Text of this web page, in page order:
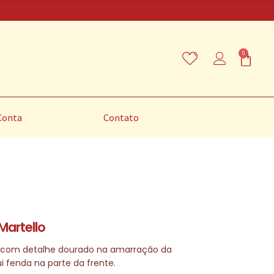
0
Contato
detalhe dourado na amarração da
fenda na parte da frente.